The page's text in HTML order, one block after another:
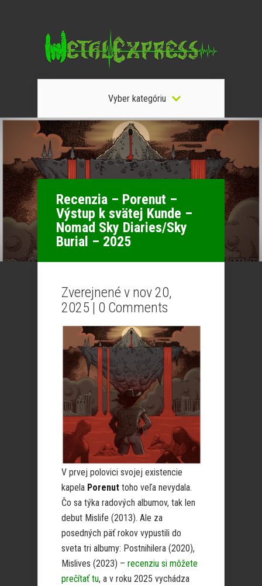
Vyber kategóriu
Recenzia – Porenut –
Výstup k svätej Kunde –
Nomad Sky Diaries/Sky
Burial – 2025
Zverejnené v nov 20,
2025 | 0 Comments
V prvej polovici svojej existencie
kapela Porenut toho veľa nevydala.
Čo sa týka radových albumov, tak len
debut Mislife (2013). Ale za
posedných päť rokov vypustili do
sveta tri albumy: Postnihilera (2020),
Mislives (2023) – recenziu si môžete
prečítať tu, a v roku 2025 vychádza